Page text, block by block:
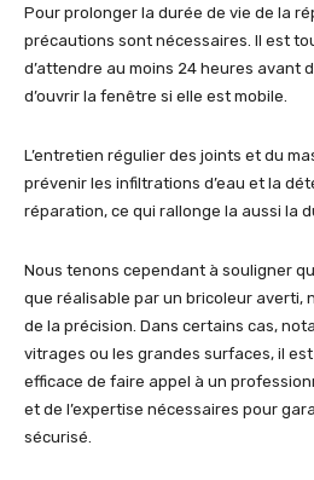
Pour prolonger la durée de vie de la
précautions sont nécessaires. Il est
d’attendre au moins 24 heures avant
d’ouvrir la fenêtre si elle est mobile.
L’entretien régulier des joints et du
prévenir les infiltrations d’eau et la
réparation, ce qui rallonge la aussi la
Nous tenons cependant à souligner
que réalisable par un bricoleur averti,
de la précision. Dans certains cas,
vitrages ou les grandes surfaces, il
efficace de faire appel à un
et de l’expertise nécessaires pour
sécurisé.